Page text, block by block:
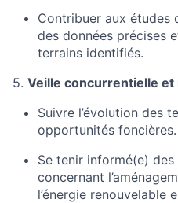
Contribuer aux études
des données précises
terrains identifiés.
5. Veille concurrentielle
Suivre l’évolution des
opportunités foncières.
Se tenir informé(e)
concernant
l’énergie renouvelable